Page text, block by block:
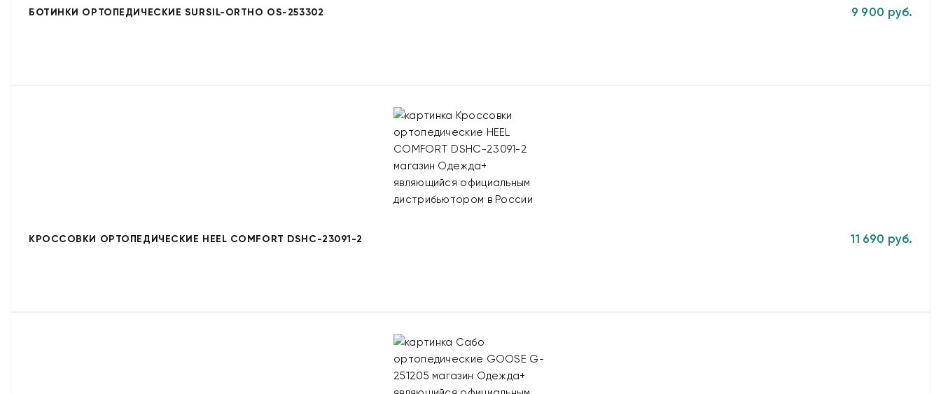
БОТИНКИ ОРТОПЕДИЧЕСКИЕ SURSIL-ORTHO OS-253302 9 900 руб.
КРОССОВКИ ОРТОПЕДИЧЕСКИЕ HEEL COMFORT DSHC-23091-2 11 690 руб.